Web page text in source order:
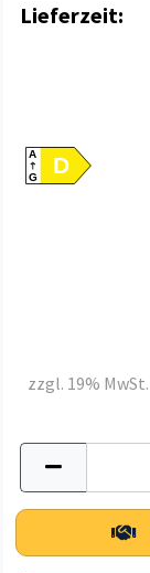
Lieferzeit:
A
GD
zzgl. 19% MwSt.